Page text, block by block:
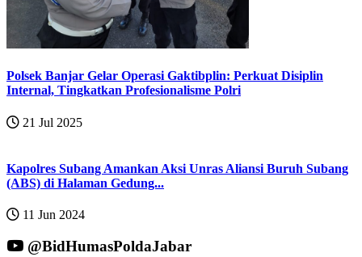
Polsek Banjar Gelar Operasi Gaktibplin: Perkuat Disiplin
Internal, Tingkatkan Profesionalisme Polri
21 Jul 2025
Kapolres Subang Amankan Aksi Unras Aliansi Buruh Subang
(ABS) di Halaman Gedung...
11 Jun 2024
@BidHumasPoldaJabar